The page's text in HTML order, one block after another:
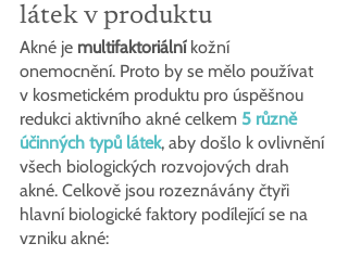
látek v produktu
Akné je multifaktoriální kožní
onemocnění. Proto by se mělo používat
v kosmetickém produktu pro úspěšnou
redukci aktivního akné celkem 5 různě
účinných typů látek, aby došlo k ovlivnění
všech biologických rozvojových drah
akné. Celkově jsou rozeznávány čtyři
hlavní biologické faktory podílející se na
vzniku akné: